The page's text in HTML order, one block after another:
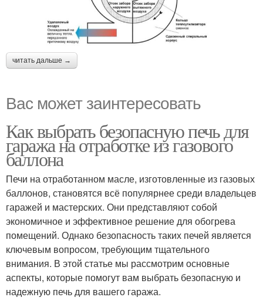
читать дальше →
Вас может заинтересовать
Как выбрать безопасную печь для
гаража на отработке из газового
баллона
Печи на отработанном масле, изготовленные из газовых
баллонов, становятся всё популярнее среди владельцев
гаражей и мастерских. Они представляют собой
экономичное и эффективное решение для обогрева
помещений. Однако безопасность таких печей является
ключевым вопросом, требующим тщательного
внимания. В этой статье мы рассмотрим основные
аспекты, которые помогут вам выбрать безопасную и
надежную печь для вашего гаража.